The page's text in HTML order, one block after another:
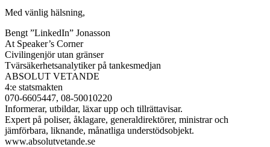
Med vänlig hälsning,
Bengt ”LinkedIn” Jonasson
At Speaker’s Corner
Civilingenjör utan gränser
Tvärsäkerhetsanalytiker på tankesmedjan
ABSOLUT VETANDE
4:e statsmakten
070-6605447, 08-50010220
Informerar, utbildar, läxar upp och tillrättavisar.
Expert på poliser, åklagare, generaldirektörer, ministrar och
jämförbara, liknande, månatliga understödsobjekt.
www.absolutvetande.se